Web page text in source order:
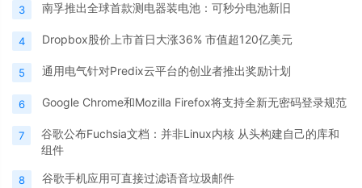
3 南孚推出全球首款测电器装电池：可秒分电池新旧
4 Dropbox股价上市首日大涨36% 市值超120亿美元
5 通用电气针对Predix云平台的创业者推出奖励计划
6 Google Chrome和Mozilla Firefox将支持全新无密码登录规范
7
谷歌公布Fuchsia文档：并非Linux内核 从头构建自己的库和
组件
8 谷歌手机应用可直接过滤语音垃圾邮件